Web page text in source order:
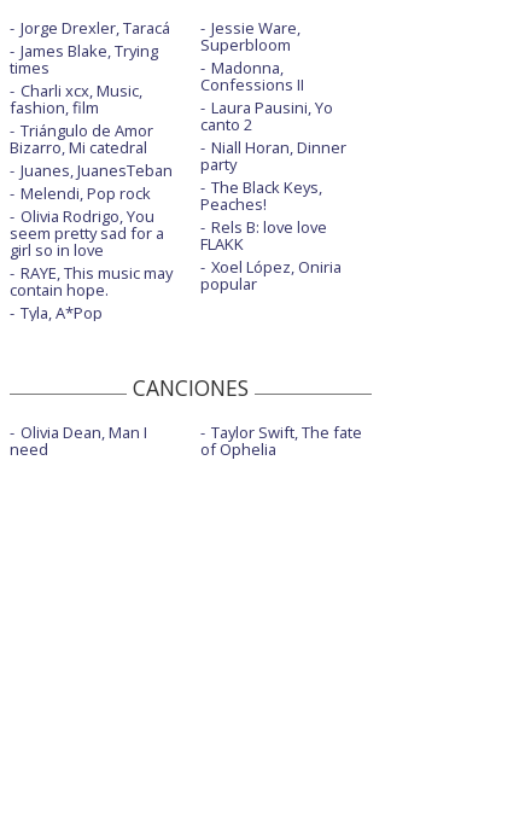
Jorge Drexler, Taracá
James Blake, Trying
times
Charli xcx, Music,
fashion, film
Triángulo de Amor
Bizarro, Mi catedral
Juanes, JuanesTeban
Melendi, Pop rock
Olivia Rodrigo, You
seem pretty sad for a
girl so in love
RAYE, This music may
contain hope.
Tyla, A*Pop
Jessie Ware,
Superbloom
Madonna,
Confessions II
Laura Pausini, Yo
canto 2
Niall Horan, Dinner
party
The Black Keys,
Peaches!
Rels B: love love
FLAKK
Xoel López, Oniria
popular
CANCIONES
Olivia Dean, Man I
need
Taylor Swift, The fate
of Ophelia